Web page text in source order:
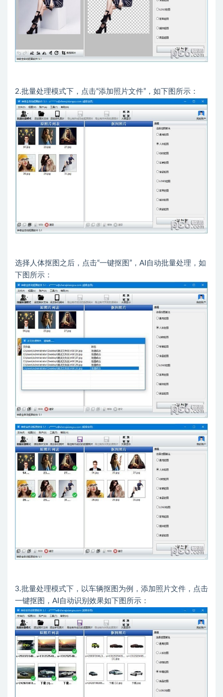
2.批量处理模式下，点击“添加照片文件”，如下图所示：
选择人体抠图之后，点击“一键抠图”，AI自动批量处理，如
下图所示：
3.批量处理模式下，以车辆抠图为例，添加照片文件，点击
一键抠图，AI自动识别效果如下图所示：